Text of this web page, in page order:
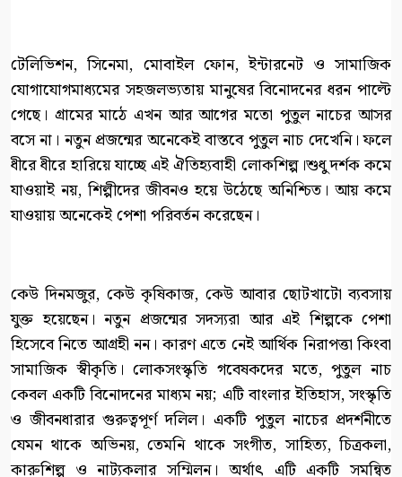
টেলিভিশন, সিনেমা, মোবাইল ফোন, ইন্টারনেট ও সামাজিক
যোগাযোগমাধ্যমের সহজলভ্যতায় মানুষের বিনোদনের ধরন পাল্টে
গেছে। গ্রামের মাঠে এখন আর আগের মতো পুতুল নাচের আসর
বসে না। নতুন প্রজন্মের অনেকেই বাস্তবে পুতুল নাচ দেখেনি। ফলে
ধীরে ধীরে হারিয়ে যাচ্ছে এই ঐতিহ্যবাহী লোকশিল্প।শুধু দর্শক কমে
যাওয়াই নয়, শিল্পীদের জীবনও হয়ে উঠেছে অনিশ্চিত। আয় কমে
যাওয়ায় অনেকেই পেশা পরিবর্তন করেছেন।
কেউ দিনমজুর, কেউ কৃষিকাজ, কেউ আবার ছোটখাটো ব্যবসায়
যুক্ত হয়েছেন। নতুন প্রজন্মের সদস্যরা আর এই শিল্পকে পেশা
হিসেবে নিতে আগ্রহী নন। কারণ এতে নেই আর্থিক নিরাপত্তা কিংবা
সামাজিক স্বীকৃতি। লোকসংস্কৃতি গবেষকদের মতে, পুতুল নাচ
কেবল একটি বিনোদনের মাধ্যম নয়; এটি বাংলার ইতিহাস, সংস্কৃতি
ও জীবনধারার গুরুত্বপূর্ণ দলিল। একটি পুতুল নাচের প্রদর্শনীতে
যেমন থাকে অভিনয়, তেমনি থাকে সংগীত, সাহিত্য, চিত্রকলা,
কারুশিল্প ও নাট্যকলার সম্মিলন। অর্থাৎ এটি একটি সমন্বিত